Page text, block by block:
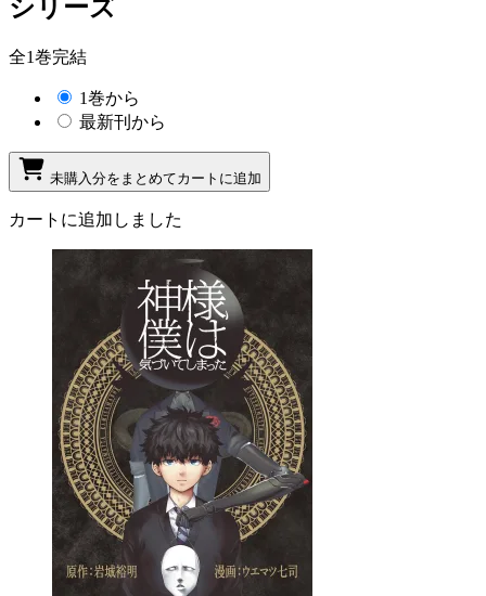
シリーズ
全1巻完結
1巻から
最新刊から
未購入分をまとめてカートに追加
カートに追加しました